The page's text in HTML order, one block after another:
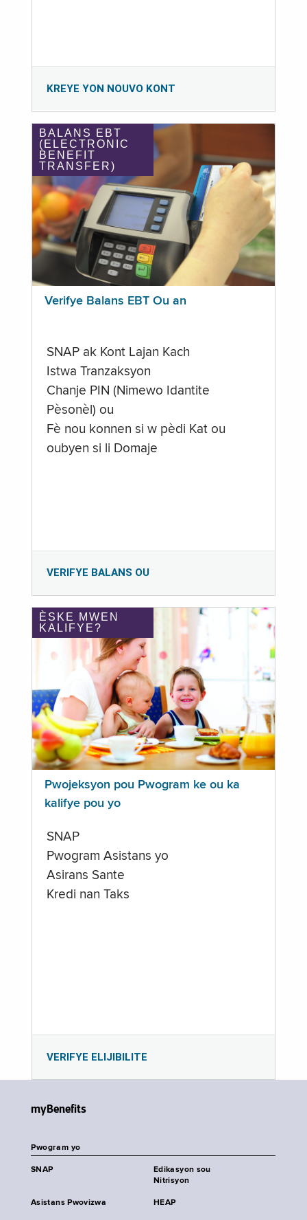
KREYE YON NOUVO KONT
BALANS EBT
(ELECTRONIC
BENEFIT
TRANSFER)
Verifye Balans EBT Ou an
SNAP ak Kont Lajan Kach
Istwa Tranzaksyon
Chanje PIN (Nimewo Idantite
Pèsonèl) ou
Fè nou konnen si w pèdi Kat ou
oubyen si li Domaje
VERIFYE BALANS OU
ÈSKE MWEN
KALIFYE?
Pwojeksyon pou Pwogram ke ou ka
kalifye pou yo
SNAP
Pwogram Asistans yo
Asirans Sante
Kredi nan Taks
VERIFYE ELIJIBILITE
myBenefits
Pwogram yo
SNAP
Edikasyon sou
Nitrisyon
Asistans Pwovizwa HEAP